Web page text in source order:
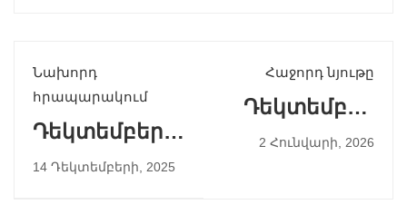
Նախորդ
հրապարակում
Դեկտեմբերի
7
14 Դեկտեմբերի, 2025
Հաջորդ նյութը
Դեկտեմբեր
2025
2 Հունվարի, 2026